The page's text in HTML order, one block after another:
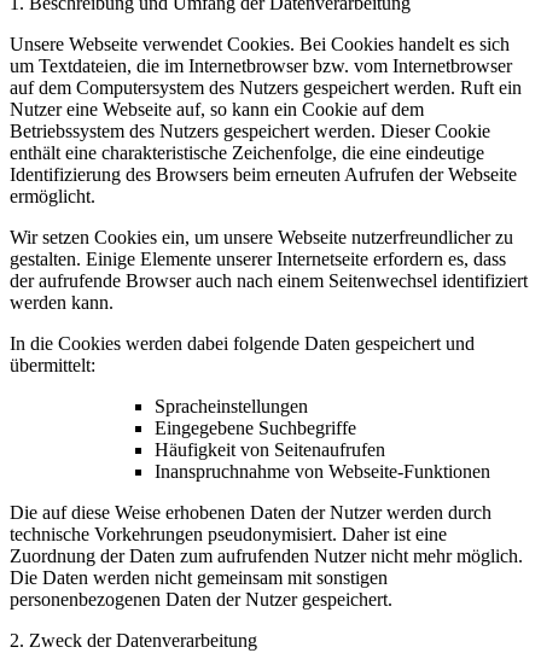
Unsere Webseite verwendet Cookies. Bei Cookies handelt es sich
um Textdateien, die im Internetbrowser bzw. vom Internetbrowser
auf dem Computersystem des Nutzers gespeichert werden. Ruft ein
Nutzer eine Webseite auf, so kann ein Cookie auf dem
Betriebssystem des Nutzers gespeichert werden. Dieser Cookie
enthält eine charakteristische Zeichenfolge, die eine eindeutige
Identifizierung des Browsers beim erneuten Aufrufen der Webseite
ermöglicht.
Wir setzen Cookies ein, um unsere Webseite nutzerfreundlicher zu
gestalten. Einige Elemente unserer Internetseite erfordern es, dass
der aufrufende Browser auch nach einem Seitenwechsel identifiziert
werden kann.
In die Cookies werden dabei folgende Daten gespeichert und
übermittelt:
Spracheinstellungen
Eingegebene Suchbegriffe
Häufigkeit von Seitenaufrufen
Inanspruchnahme von Webseite-Funktionen
Die auf diese Weise erhobenen Daten der Nutzer werden durch
technische Vorkehrungen pseudonymisiert. Daher ist eine
Zuordnung der Daten zum aufrufenden Nutzer nicht mehr möglich.
Die Daten werden nicht gemeinsam mit sonstigen
personenbezogenen Daten der Nutzer gespeichert.
2. Zweck der Datenverarbeitung